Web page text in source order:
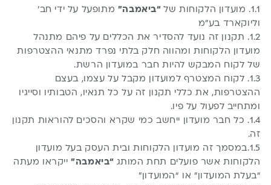
1.1. מועדון הלקוחות של “ביאמבה” מתופעל על ידי חב’
וליוקארד בע”מ
1.2. תקנון זה נועד להסדיר את הכללים על פיהם מתנהל
מועדון הלקוחות ומהווה חלק בלתי נפרד מתנאי ההצטרפות
של לקוח המבקש להיות חבר במועדון הרשת.
1.3. לקוח המצטרף למועדון מקבל על עצמו, בעצם
ההצטרפות, את כללי תקנון זה על כל תנאיו, הטבותיו וסייגיו
ומתחייב לפעול על פיו.
1.4. כל חבר מועדון ייחשב כמי שקרא והסכים להוראות תקנון
זה.
1.5.במסמך זה מועדון הלקוחות ובית העסק בעל מועדון
הלקוחות אשר פועלים תחת המותג “ביאמבה”ייקראו מעתה
“בעלת המועדון” או “המועדון”